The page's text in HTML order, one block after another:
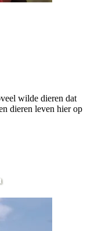
wilde dieren dat
dieren leven hier op